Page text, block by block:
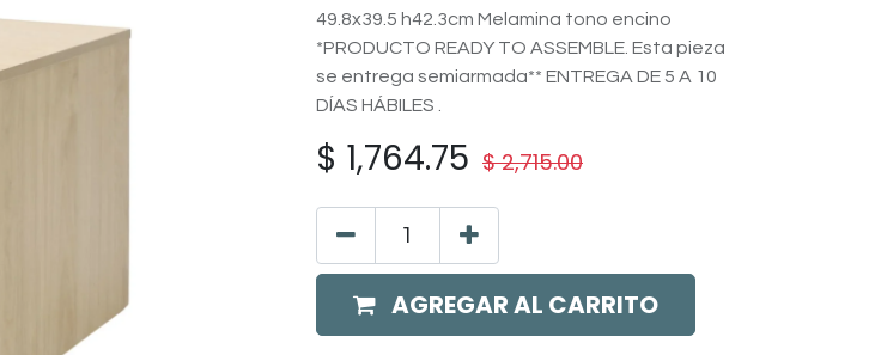
49.8x39.5 h42.3cm Melamina tono encino
*PRODUCTO READY TO ASSEMBLE. Esta pieza
se entrega semiarmada** ENTREGA DE 5 A 10
DÍAS HÁBILES .
$ 1,764.75 $2,715.00
AGREGAR AL CARRITO